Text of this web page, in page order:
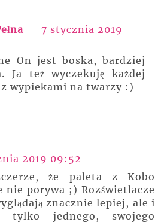
7 stycznia 2019
On jest boska, bardziej
Ja też wyczekuję każdej
wypiekami na twarzy :)
2019 09:52
że paleta z Kobo
nie porywa ;) Rozświetlacze
znacznie lepiej, ale i
tylko jednego, swojego